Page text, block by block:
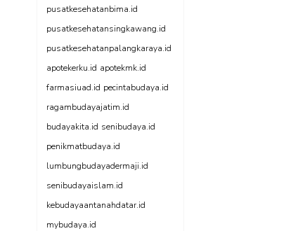
pusatkesehatanbima.id
pusatkesehatansingkawang.id
pusatkesehatanpalangkaraya.id
apotekerku.id apotekmk.id
farmasiuad.id pecintabudaya.id
ragambudayajatim.id
budayakita.id senibudaya.id
penikmatbudaya.id
lumbungbudayadermaji.id
senibudayaislam.id
kebudayaantanahdatar.id
mybudaya.id